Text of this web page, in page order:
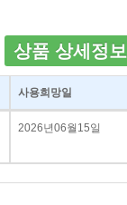
상품 상세정보
사용희망일
2026년06월15일